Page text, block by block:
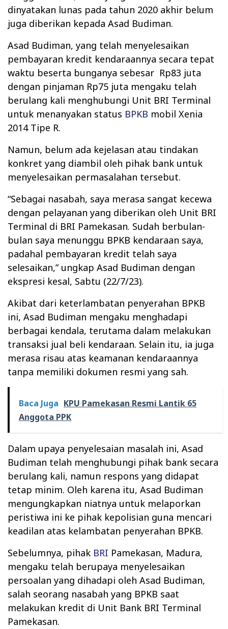
dinyatakan lunas pada tahun 2020 akhir belum
juga diberikan kepada Asad Budiman.
Asad Budiman, yang telah menyelesaikan
pembayaran kredit kendaraannya secara tepat
waktu beserta bunganya sebesar Rp83 juta
dengan pinjaman Rp75 juta mengaku telah
berulang kali menghubungi Unit BRI Terminal
untuk menanyakan status BPKB mobil Xenia
2014 Tipe R.
Namun, belum ada kejelasan atau tindakan
konkret yang diambil oleh pihak bank untuk
menyelesaikan permasalahan tersebut.
“Sebagai nasabah, saya merasa sangat kecewa
dengan pelayanan yang diberikan oleh Unit BRI
Terminal di BRI Pamekasan. Sudah berbulan-
bulan saya menunggu BPKB kendaraan saya,
padahal pembayaran kredit telah saya
selesaikan,” ungkap Asad Budiman dengan
ekspresi kesal, Sabtu (22/7/23).
Akibat dari keterlambatan penyerahan BPKB
ini, Asad Budiman mengaku menghadapi
berbagai kendala, terutama dalam melakukan
transaksi jual beli kendaraan. Selain itu, ia juga
merasa risau atas keamanan kendaraannya
tanpa memiliki dokumen resmi yang sah.
Baca Juga KPU Pamekasan Resmi Lantik 65
Anggota PPK
Dalam upaya penyelesaian masalah ini, Asad
Budiman telah menghubungi pihak bank secara
berulang kali, namun respons yang didapat
tetap minim. Oleh karena itu, Asad Budiman
mengungkapkan niatnya untuk melaporkan
peristiwa ini ke pihak kepolisian guna mencari
keadilan atas kelambatan penyerahan BPKB.
Sebelumnya, pihak BRI Pamekasan, Madura,
mengaku telah berupaya menyelesaikan
persoalan yang dihadapi oleh Asad Budiman,
salah seorang nasabah yang BPKB saat
melakukan kredit di Unit Bank BRI Terminal
Pamekasan.